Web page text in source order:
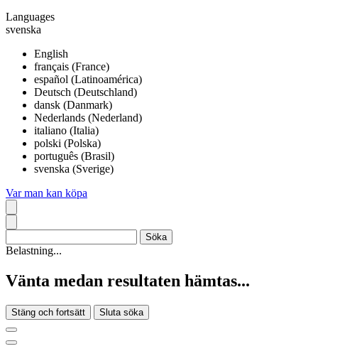
Languages
svenska
English
français (France)
español (Latinoamérica)
Deutsch (Deutschland)
dansk (Danmark)
Nederlands (Nederland)
italiano (Italia)
polski (Polska)
português (Brasil)
svenska (Sverige)
Var man kan köpa
Belastning...
Vänta medan resultaten hämtas...
Stäng och fortsätt Sluta söka